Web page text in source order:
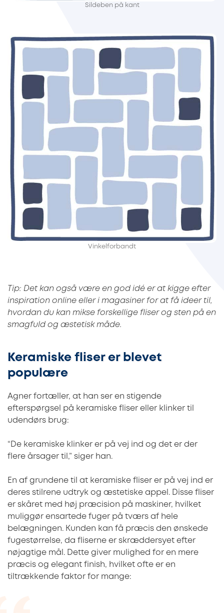
Sildeben på kant
Vinkelforbandt
Tip: Det kan også være en god idé er at kigge efter
inspiration online eller i magasiner for at få ideer til,
hvordan du kan mikse forskellige fliser og sten på en
smagfuld og æstetisk måde.
Keramiske fliser er blevet
populære
Agner fortæller, at han ser en stigende
efterspørgsel på keramiske fliser eller klinker til
udendørs brug:
“De keramiske klinker er på vej ind og det er der
flere årsager til,” siger han.
En af grundene til at keramiske fliser er på vej ind er
deres stilrene udtryk og æstetiske appel. Disse fliser
er skåret med høj præcision på maskiner, hvilket
muliggør ensartede fuger på tværs af hele
belægningen. Kunden kan få præcis den ønskede
fugestørrelse, da fliserne er skræddersyet efter
nøjagtige mål. Dette giver mulighed for en mere
præcis og elegant finish, hvilket ofte er en
tiltrækkende faktor for mange: